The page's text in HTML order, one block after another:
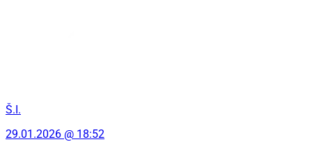
Š.I.
29.01.2026 @ 18:52